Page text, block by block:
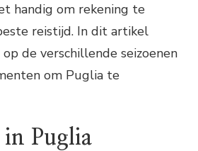
handig om rekening te
reistijd. In dit artikel
de verschillende seizoenen
om Puglia te
in Puglia